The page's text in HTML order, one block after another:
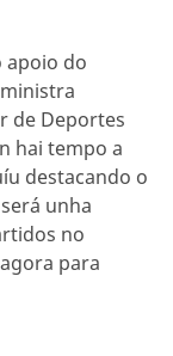
apoio do
de Deportes
hai tempo a
destacando o
unha
no
para